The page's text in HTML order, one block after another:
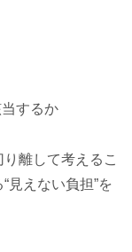
するか
り離して考えるこ
見えない負担”を